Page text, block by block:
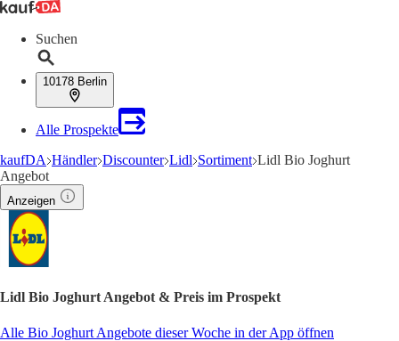
Suchen
10178 Berlin
Alle Prospekte
kaufDA Händler Discounter Lidl Sortiment Lidl Bio Joghurt
Angebot
Anzeigen
Lidl Bio Joghurt Angebot & Preis im Prospekt
Alle Bio Joghurt Angebote dieser Woche in der App öffnen